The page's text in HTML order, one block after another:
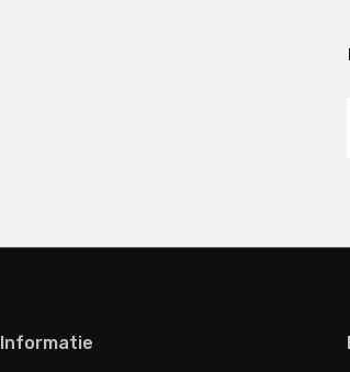
Informatie